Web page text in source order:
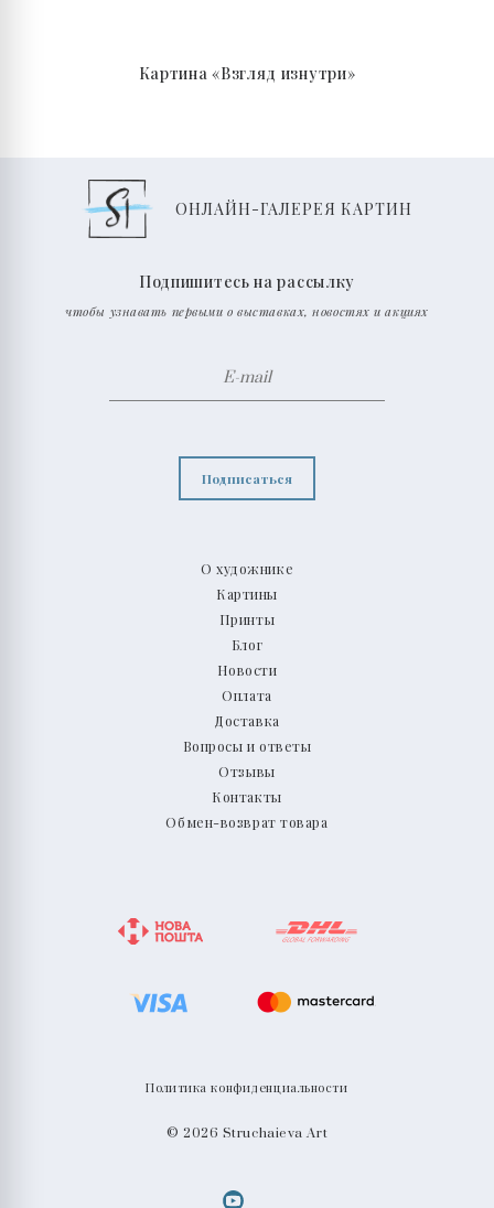
Картина «Взгляд изнутри»
ОНЛАЙН-ГАЛЕРЕЯ КАРТИН
О художнике
Картины
Принты
Блог
Новости
Оплата
Доставка
Вопросы и ответы
Отзывы
Контакты
Обмен-возврат товара
Подпишитесь на рассылку
чтобы узнавать первыми о выставках, новостях и акциях
Подписаться
Политика конфиденциальности
© 2026 Struchaieva Art